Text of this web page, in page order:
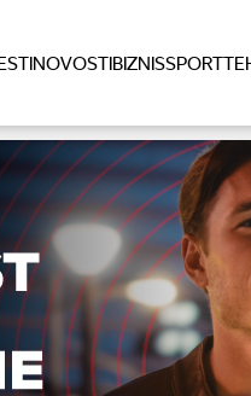
NOVOSTIBIZNISSPORT